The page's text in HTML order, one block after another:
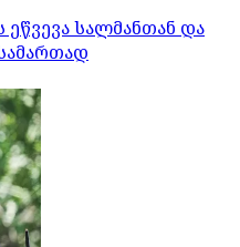
სალმანთან და